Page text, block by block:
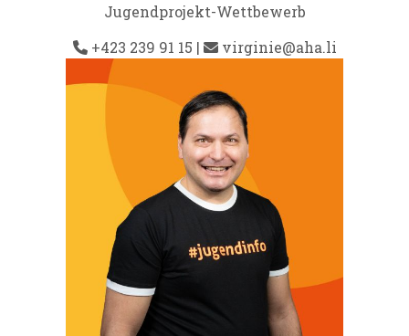
Jugendprojekt-Wettbewerb
+423 239 91 15 | virginie@aha.li